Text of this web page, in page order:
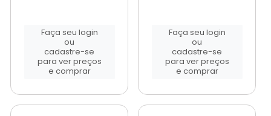
Faça seu login
ou
cadastre-se
para ver preços
e comprar
Faça seu login
ou
cadastre-se
para ver preços
e comprar